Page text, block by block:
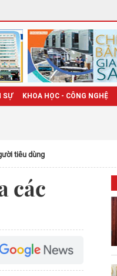
SỰ KHOA HỌC - CÔNG NGHỆ
tiêu dùng
các